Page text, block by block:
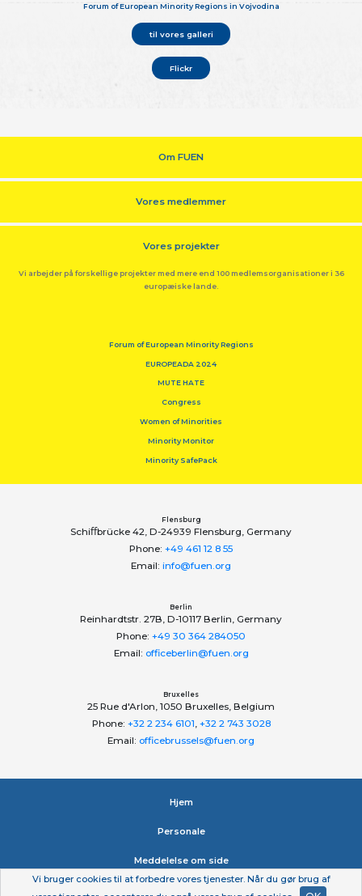
Forum of European Minority Regions in Vojvodina
til vores galleri
Flickr
Om FUEN
Vores medlemmer
Vores projekter
Vi arbejder på forskellige projekter med mere end 100 medlemsorganisationer i 36
europæiske lande.
Forum of European Minority Regions
EUROPEADA 2024
MUTE HATE
Congress
Women of Minorities
Minority Monitor
Minority SafePack
Flensburg
Schiﬀbrücke 42, D-24939 Flensburg, Germany
Phone: +49 461 12 8 55
Email: info@fuen.org
Berlin
Reinhardtstr. 27B, D-10117 Berlin, Germany
Phone: +49 30 364 284050
Email: officeberlin@fuen.org
Bruxelles
25 Rue d'Arlon, 1050 Bruxelles, Belgium
Phone: +32 2 234 6101 +32 2 743 3028
Email: officebrussels@fuen.org
Hjem
Personale
Meddelelse om side
Vi bruger cookies til at forbedre vores tjenester. Når du gør brug af